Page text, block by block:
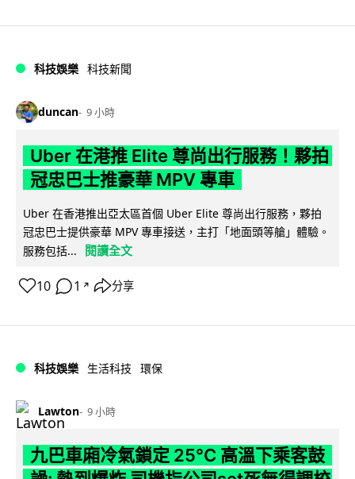
科技娛樂 科技新聞
duncan 9 小時
Uber 在港推 Elite 尊尚出行服務！夥拍
冠忠巴士推豪華 MPV 專車
Uber 在香港推出亞太區首個 Uber Elite 尊尚出行服務，夥拍
冠忠巴士提供豪華 MPV 專車接送，主打「地面頭等艙」體驗。
服務包括...
閱讀全文
10 1 ↗ 分享
科技娛樂 生活科技 環保
Lawton 9 小時
九巴車廂冷氣鎖定 25°C 高溫下乘客鼓